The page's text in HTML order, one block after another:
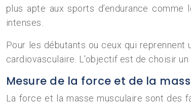
plus apte aux sports d’endurance
intenses.
Pour les débutants ou ceux qui reprennent
cardiovasculaire. L’objectif est de choisir
Mesure de la force et de la
La force et la masse musculaire sont des